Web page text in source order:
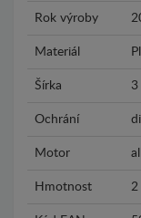
Rok výroby
Materiál
Šírka 3
Ochrání
Motor all
Hmotnost 2